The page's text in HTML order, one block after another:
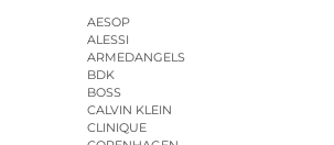
AESOP
ALESSI
ARMEDANGELS
BDK
BOSS
CALVIN KLEIN
CLINIQUE